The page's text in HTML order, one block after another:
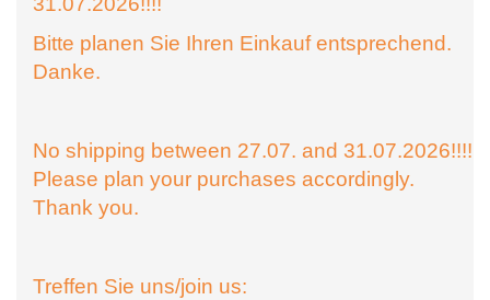
Bitte planen Sie Ihren Einkauf entsprechend.
Danke.
No shipping between 27.07. and 31.07.2026!!!!
Please plan your purchases accordingly.
Thank you.
Treffen Sie uns/join us: